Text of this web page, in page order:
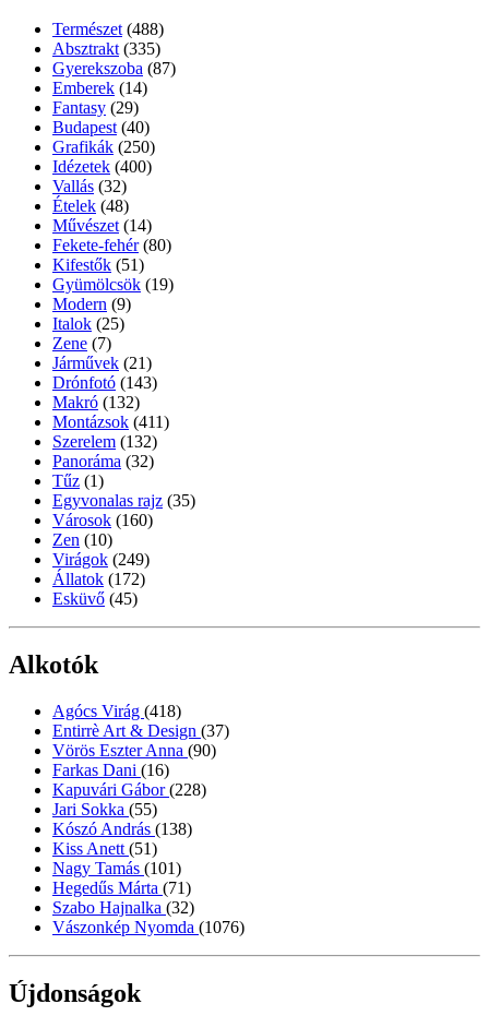
Természet (488)
Absztrakt (335)
Gyerekszoba (87)
Emberek (14)
Fantasy (29)
Budapest (40)
Grafikák (250)
Idézetek (400)
Vallás (32)
Ételek (48)
Művészet (14)
Fekete-fehér (80)
Kifestők (51)
Gyümölcsök (19)
Modern (9)
Italok (25)
Zene (7)
Járművek (21)
Drónfotó (143)
Makró (132)
Montázsok (411)
Szerelem (132)
Panoráma (32)
Tűz (1)
Egyvonalas rajz (35)
Városok (160)
Zen (10)
Virágok (249)
Állatok (172)
Esküvő (45)
Alkotók
Agócs Virág (418)
Entirrè Art & Design (37)
Vörös Eszter Anna (90)
Farkas Dani (16)
Kapuvári Gábor(228)
Jari Sokka (55)
Kószó András (138)
Kiss Anett (51)
Nagy Tamás (101)
Hegedűs Márta (71)
Szabo Hajnalka (32)
Vászonkép Nyomda (1076)
Újdonságok